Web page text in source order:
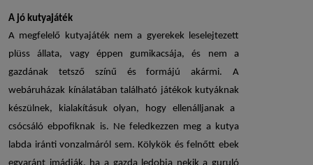
A jó kutyajáték
A megfelelő kutyajátéknem a gyerekek leselejtezett
plüss állata, vagy éppen gumikacsája, és nem a
gazdának tetsző színű és formájú akármi. A
webáruházak kínálatában található játékok kutyáknak
készülnek, kialakításuk olyan, hogy ellenálljanak a
csócsáló ebpofiknak is. Ne feledkezzen meg a kutya
labda iránti vonzalmáról sem. Kölykök és felnőtt ebek